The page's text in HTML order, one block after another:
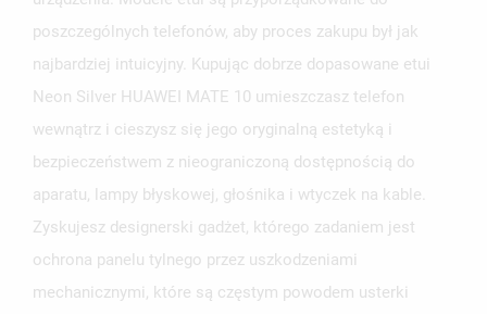
poszczególnych telefonów, aby proces zakupu był jak
najbardziej intuicyjny. Kupując dobrze dopasowane etui
Neon Silver HUAWEI MATE 10 umieszczasz telefon
wewnątrz i cieszysz się jego oryginalną estetyką i
bezpieczeństwem z nieograniczoną dostępnością do
aparatu, lampy błyskowej, głośnika i wtyczek na kable.
Zyskujesz designerski gadżet, którego zadaniem jest
ochrona panelu tylnego przez uszkodzeniami
mechanicznymi, które są częstym powodem usterki
ANULUJ UTWÓRZ LISTĘ ŻYCZEŃ
ANULUJ ZALOGUJ SIĘ